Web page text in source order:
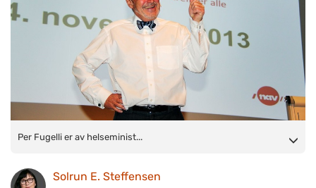
Per Fugelli er av helseminister Bent Høie utpekt som
arkiv.
Per Fugelli er av helseminist...
Solrun E. Steffensen